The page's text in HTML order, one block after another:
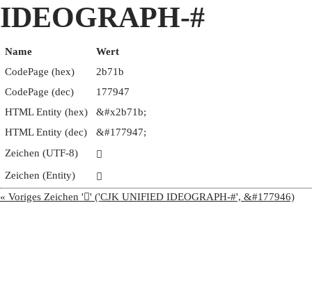
IDEOGRAPH-#
Name
Wert
CodePage (hex)
2b71b
CodePage (dec)
177947
HTML Entity (hex)
&#x2b71b;
HTML Entity (dec)
&#177947;
Zeichen (UTF-8)
𫜛
Zeichen (Entity)
𫜛
« Voriges Zeichen '𫜚' ('CJK UNIFIED IDEOGRAPH-#', &#177946)